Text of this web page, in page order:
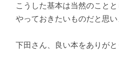
こうした基本は当然のことと
やっておきたいものだと思い
下田さん、良い本をありがと